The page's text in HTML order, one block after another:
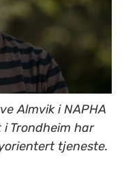
Almvik i NAPHA
Trondheim har
tjeneste.